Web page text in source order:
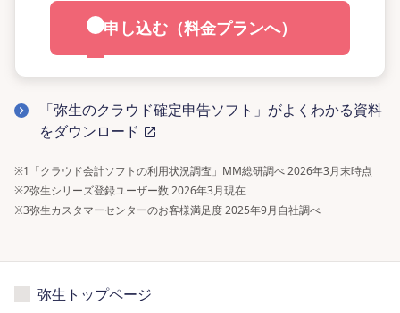
申し込む（料金プランへ）
「弥生のクラウド確定申告ソフト」がよくわかる資料
をダウンロード
※1 「クラウド会計ソフトの利用状況調査」MM総研調べ 2026年3月末時点
※2弥生シリーズ登録ユーザー数 2026年3月現在
※3弥生カスタマーセンターのお客様満足度 2025年9月自社調べ
弥生トップページ